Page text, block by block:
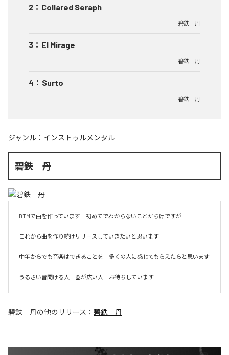
2 ： Collared Seraph
碧鉄 丹
3 ： El Mirage
碧鉄 丹
4 ： Surto
碧鉄 丹
ジャンル： インストゥルメンタル
碧鉄 丹
DTMで曲を作っています　初めてでわからないことだらけですが
これから曲を作り続けリリースしていきたいと思います
中年からでも音楽はできることを　多くの人に感じてもらえたらと思います
うるさい音聞ける人　器が広い人　お待ちしています
碧鉄 丹の他のリリース： 碧鉄 丹